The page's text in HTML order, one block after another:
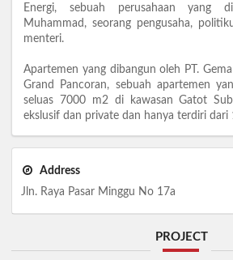
Energi, sebuah perusahaan yang
Muhammad, seorang pengusaha,
menteri.
Apartemen yang dibangun oleh PT.
Grand Pancoran, sebuah apartemen
seluas 7000 m2 di kawasan Gatot
ekslusif dan private dan hanya terdiri
Address
Jln. Raya Pasar Minggu No 17a
PROJECT